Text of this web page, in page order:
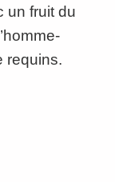
un fruit du
requins.